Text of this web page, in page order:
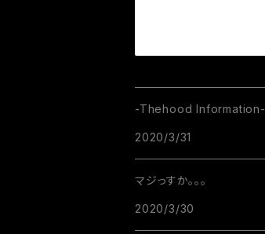
-Thehood Information-
2020/3/31
マジっすか。。。
2020/3/30